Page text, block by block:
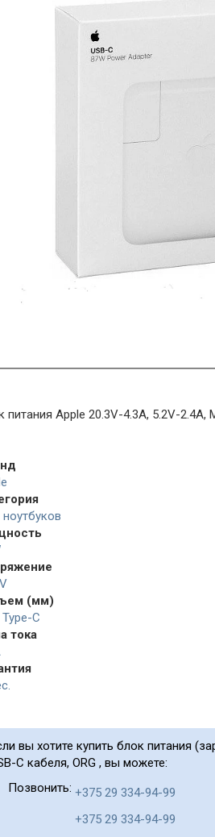
питания Apple 20.3V-4.3A, 5.2V-2.4A,
(мм)
Type-C
тока
вы хотите купить блок питания
C кабеля, ORG , вы можете:
Позвонить: +375 29 334-94-99
+375 29 334-94-99